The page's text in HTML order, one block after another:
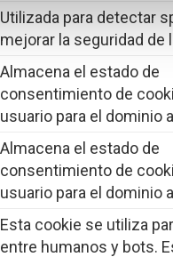
Utilizada para detectar
mejorar la seguridad de
Almacena el estado de
consentimiento de
usuario para el dominio
Almacena el estado de
consentimiento de
usuario para el dominio
Esta cookie se utiliza
entre humanos y bots.